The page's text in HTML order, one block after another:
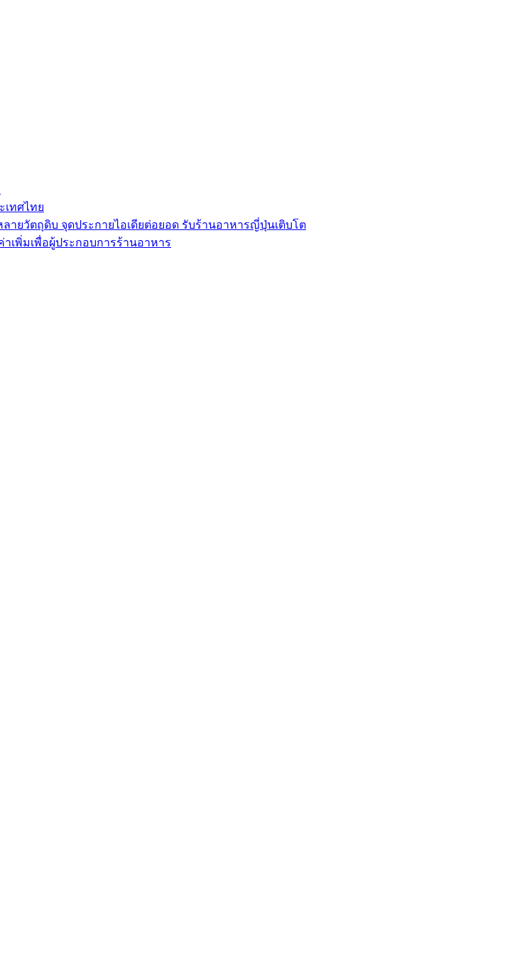
เทศไทย
ยวัตถุดิบ จุดประกายไอเดียต่อยอด รับร้านอาหารญี่ปุ่นเติบโต
เพิ่มเพื่อผู้ประกอบการร้านอาหาร